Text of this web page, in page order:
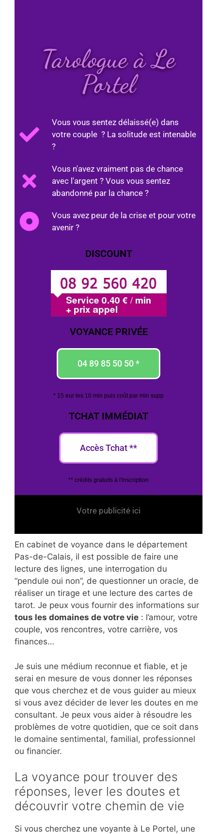
Tarologue à Le
Portel
Vous vous sentez délaissé(e) dans
votre couple ? La solitude est intenable
?
Vous n'avez vraiment pas de chance
avec l'argent ? Vous vous sentez
abandonné par la chance ?
Vous avez peur de la crise et pour votre
avenir ?
DISCOUNT
VOYANCE PRIVÉE
04 89 85 50 50 *
* 15 eur les 10 min puis coût par min supp
TCHAT IMMÉDIAT
Accès Tchat **
** crédits gratuits à l'inscription
Votre publicité ici
En cabinet de voyance dans le département
Pas-de-Calais, il est possible de faire une
lecture des lignes, une interrogation du
“pendule oui non”, de questionner un oracle, de
réaliser un tirage et une lecture des cartes de
tarot. Je peux vous fournir des informations sur
tous les domaines de votre vie : l’amour, votre
couple, vos rencontres, votre carrière, vos
finances…
Je suis une médium reconnue et fiable, et je
serai en mesure de vous donner les réponses
que vous cherchez et de vous guider au mieux
si vous avez décider de lever les doutes en me
consultant. Je peux vous aider à résoudre les
problèmes de votre quotidien, que ce soit dans
le domaine sentimental, familial, professionnel
ou financier.
La voyance pour trouver des
réponses, lever les doutes et
découvrir votre chemin de vie
Si vous cherchez une voyante à Le Portel, une